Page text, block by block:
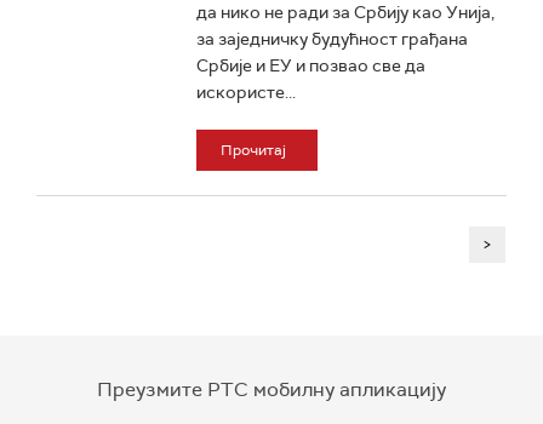
да нико не ради за Србију као Унија,
за заједничку будућност грађана
Србије и ЕУ и позвао све да
искористе...
Прочитај
>
Преузмите РТС мобилну апликацију